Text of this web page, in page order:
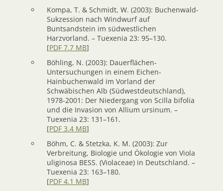
Kompa, T. & Schmidt, W. (2003): Buchenwald-
Sukzession nach Windwurf auf
Buntsandstein im südwestlichen
Harzvorland. – Tuexenia 23: 95–130.
[PDF 7.7 MB]
Böhling, N. (2003): Dauerflächen-
Untersuchungen in einem Eichen-
Hainbuchenwald im Vorland der
Schwäbischen Alb (Südwestdeutschland),
1978-2001: Der Niedergang von Scilla bifolia
und die Invasion von Allium ursinum. –
Tuexenia 23: 131–161.
[PDF 3.4 MB]
Böhm, C. & Stetzka, K. M. (2003): Zur
Verbreitung, Biologie und Ökologie von Viola
uliginosa BESS. (Violaceae) in Deutschland. –
Tuexenia 23: 163–180.
[PDF 4.1 MB]